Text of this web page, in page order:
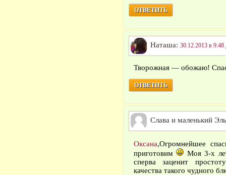
ОТВЕТИТЬ
Наташа: 30.12.2013 в 9:48
Творожная — обожаю!
ОТВЕТИТЬ
Слава и маленький
Оксана,Огромнейшее
приготовим
Моя 3-х
сперва заценит
качества такого чудного